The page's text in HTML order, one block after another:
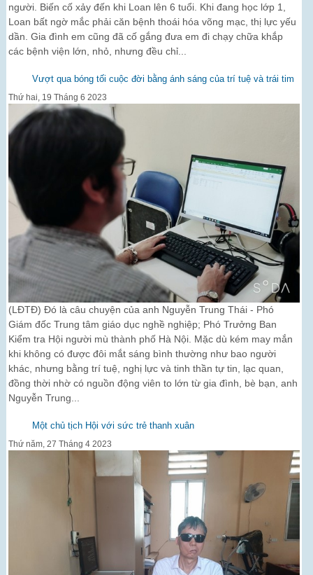
người. Biến cố xảy đến khi Loan lên 6 tuổi. Khi đang học lớp 1,
Loan bất ngờ mắc phải căn bệnh thoái hóa võng mạc, thị lực yếu
dần. Gia đình em cũng đã cố gắng đưa em đi chạy chữa khắp
các bệnh viện lớn, nhỏ, nhưng đều chỉ...
Vượt qua bóng tối cuộc đời bằng ánh sáng của trí tuệ và trái tim
Thứ hai, 19 Tháng 6 2023
(LĐTĐ) Đó là câu chuyện của anh Nguyễn Trung Thái - Phó
Giám đốc Trung tâm giáo dục nghề nghiệp; Phó Trưởng Ban
Kiểm tra Hội người mù thành phố Hà Nội. Mặc dù kém may mắn
khi không có được đôi mắt sáng bình thường như bao người
khác, nhưng bằng trí tuệ, nghị lực và tinh thần tự tin, lạc quan,
đồng thời nhờ có nguồn động viên to lớn từ gia đình, bè bạn, anh
Nguyễn Trung...
Một chủ tịch Hội với sức trẻ thanh xuân
Thứ năm, 27 Tháng 4 2023